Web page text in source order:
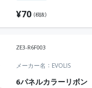
¥70 (税抜)
ZE3-R6F003
メーカー名 EVOLIS
6パネルカラーリボン